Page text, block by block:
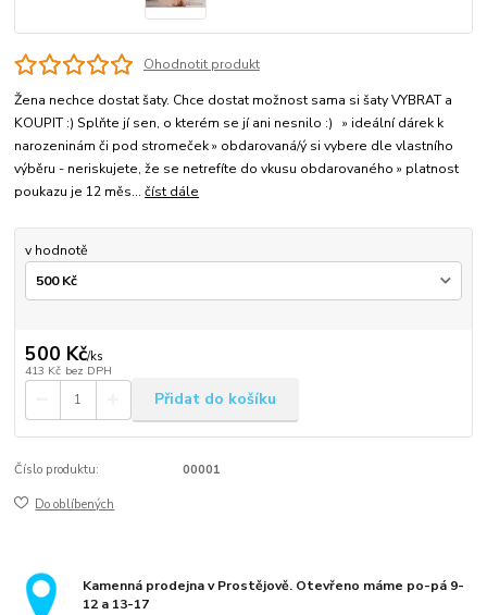
Ohodnotit produkt
Žena nechce dostat šaty. Chce dostat možnost sama si šaty VYBRAT a
KOUPIT :) Splňte jí sen, o kterém se jí ani nesnilo :) » ideální dárek k
narozeninám či pod stromeček » obdarovaná/ý si vybere dle vlastního
výběru - neriskujete, že se netrefíte do vkusu obdarovaného » platnost
poukazu je 12 měs...číst dále
v hodnotě
500 Kč/ks
413 Kč bez DPH
Přidat do košíku
Číslo produktu: 00001
Do oblíbených
Kamenná prodejna v Prostějově. Otevřeno máme po-pá 9-
12 a 13-17